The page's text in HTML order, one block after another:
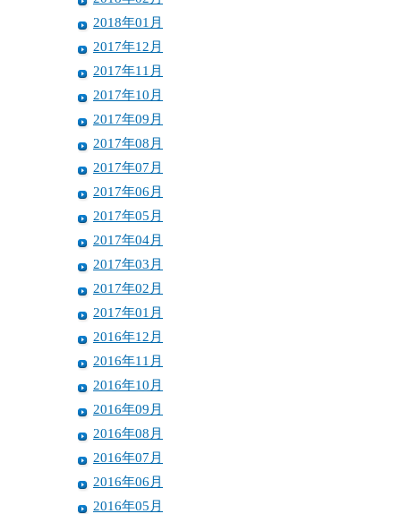
2018年01月
2017年12月
2017年11月
2017年10月
2017年09月
2017年08月
2017年07月
2017年06月
2017年05月
2017年04月
2017年03月
2017年02月
2017年01月
2016年12月
2016年11月
2016年10月
2016年09月
2016年08月
2016年07月
2016年06月
2016年05月